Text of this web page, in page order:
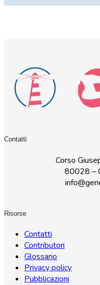
Contatti
Corso
80028 –
Risorse
Contatti
Contributori
Glossario
Privacy policy
Pubblicazioni